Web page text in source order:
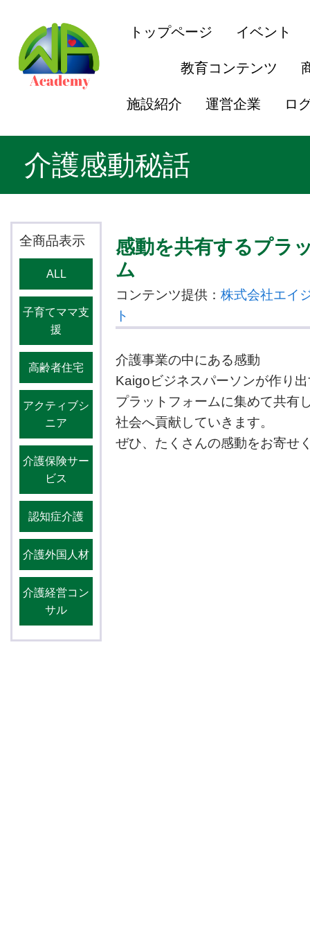
トップページ イベント
教育コンテンツ
施設紹介 運営企業 ロ
介護感動秘話
全商品表示
ALL
子育てママ支
援
高齢者住宅
アクティブシ
ニア
介護保険サー
ビス
認知症介護
介護外国人材
介護経営コン
サル
感動を共有するプラ
ム
コンテンツ提供：株式会社エイ
ト
介護事業の中にある感動
Kaigoビジネスパーソンが作り
プラットフォームに集めて共有
社会へ貢献していきます。
ぜひ、たくさんの感動をお寄せ